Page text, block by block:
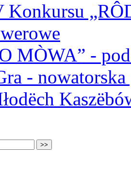
Konkursu
MÒWA” -
-